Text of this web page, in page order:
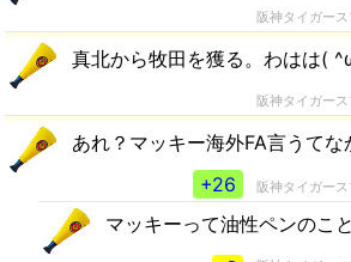
阪神タイガース
真北から牧田を獲る。わはは(
阪神タイガース
あれ？マッキー海外FA言うてな
+26
阪神タイガース
マッキーって油性ペンのこ